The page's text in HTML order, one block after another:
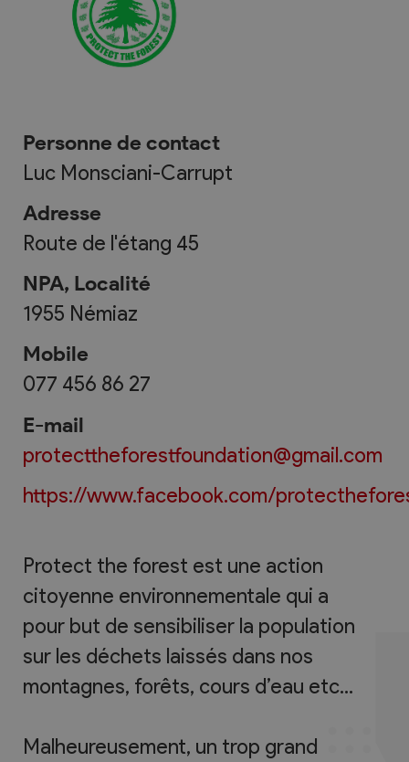
Personne de contact
Luc Monsciani-Carrupt
Adresse
Route de l'étang 45
NPA, Localité
1955 Némiaz
Mobile
077 456 86 27
E-mail
protecttheforestfoundation@gmail.com
https://www.facebook.com/
Protect the forest est une action
citoyenne environnementale qui a
pour but de sensibiliser la population
sur les déchets laissés dans nos
montagnes, forêts, cours d’eau etc…
Malheureusement, un trop grand